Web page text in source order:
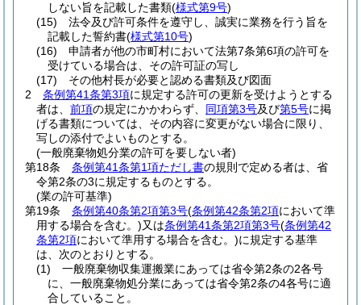
しない旨を記載した書類(様式第9号)
(15)
法令及び許可条件を遵守し、誠実に業務を行う旨を
記載した誓約書(様式第10号)
(16)
申請者が他の市町村において法第7条第6項の許可を
受けている場合は、その許可証の写し
(17)
その他村長が必要と認める書類及び図面
2
条例第41条第3項に規定する許可の更新を受けようとする
者は、 前項の規定にかかわらず、 同項第3号及び第5号に掲
げる書類については、その内容に変更がない場合に限り、
写しの添付でよいものとする。
(一般廃棄物処分業の許可を要しない者)
第18条
条例第41条第1項ただし書の規則で定める者は、省
令第2条の3に規定するものとする。
(業の許可基準)
第19条
条例第40条第2項第3号(条例第42条第2項において準
用する場合を含む。)又は条例第41条第2項第3号(条例第42
条第2項において準用する場合を含む。)に規定する基準
は、次のとおりとする。
(1)
一般廃棄物収集運搬業にあっては省令第2条の2各号
に、一般廃棄物処分業にあっては省令第2条の4各号に適
合していること。